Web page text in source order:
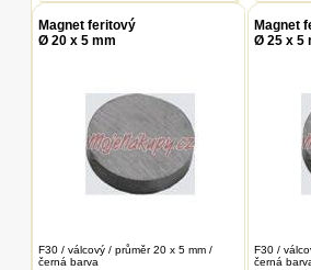
Magnet feritový
Ø 20 x 5 mm
F30 / válcový / průměr 20 x 5 mm /
černá barva
Magnet
Ø 25 x 5
F30 /
černá